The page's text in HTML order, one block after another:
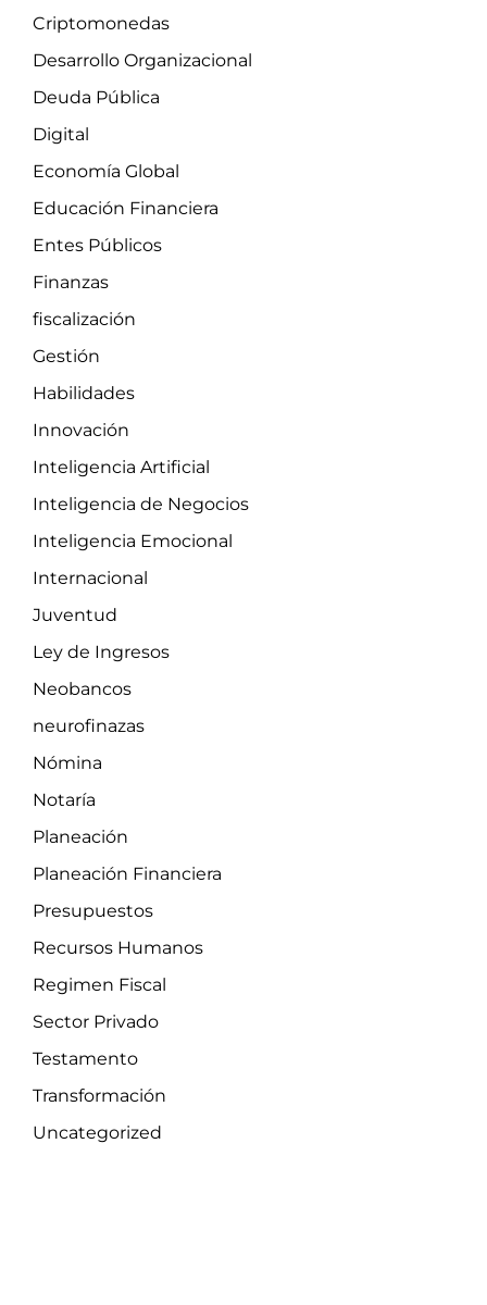
Criptomonedas
Desarrollo Organizacional
Deuda Pública
Digital
Economía Global
Educación Financiera
Entes Públicos
Finanzas
fiscalización
Gestión
Habilidades
Innovación
Inteligencia Artificial
Inteligencia de Negocios
Inteligencia Emocional
Internacional
Juventud
Ley de Ingresos
Neobancos
neurofinazas
Nómina
Notaría
Planeación
Planeación Financiera
Presupuestos
Recursos Humanos
Regimen Fiscal
Sector Privado
Testamento
Transformación
Uncategorized